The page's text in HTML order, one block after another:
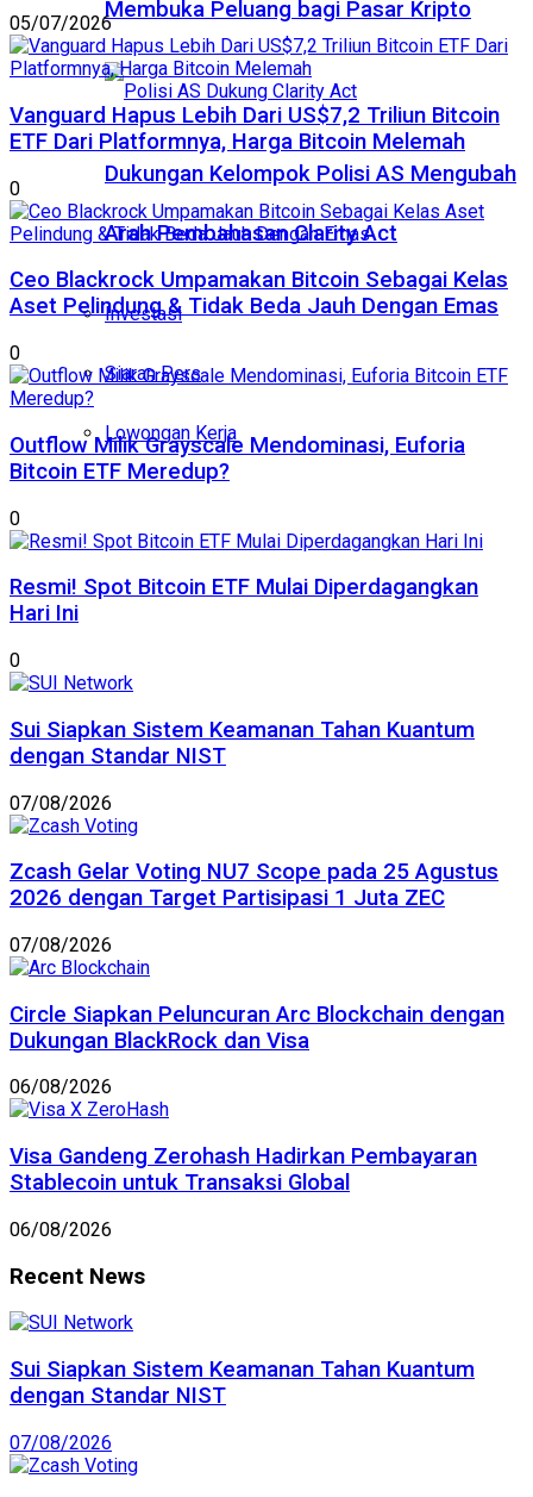
Membuka Peluang bagi Pasar Kripto
Dukungan Kelompok Polisi AS Mengubah
Arah Pembahasan Clarity Act
Investasi
Siaran Pers
Lowongan Kerja
05/07/2026
Vanguard Hapus Lebih Dari US$7,2 Triliun Bitcoin
ETF Dari Platformnya, Harga Bitcoin Melemah
0
Ceo Blackrock Umpamakan Bitcoin Sebagai Kelas
Aset Pelindung & Tidak Beda Jauh Dengan Emas
0
Outflow Milik Grayscale Mendominasi, Euforia
Bitcoin ETF Meredup?
0
Resmi! Spot Bitcoin ETF Mulai Diperdagangkan
Hari Ini
0
Sui Siapkan Sistem Keamanan Tahan Kuantum
dengan Standar NIST
07/08/2026
Zcash Gelar Voting NU7 Scope pada 25 Agustus
2026 dengan Target Partisipasi 1 Juta ZEC
07/08/2026
Circle Siapkan Peluncuran Arc Blockchain dengan
Dukungan BlackRock dan Visa
06/08/2026
Visa Gandeng Zerohash Hadirkan Pembayaran
Stablecoin untuk Transaksi Global
06/08/2026
Recent News
Sui Siapkan Sistem Keamanan Tahan Kuantum
dengan Standar NIST
07/08/2026